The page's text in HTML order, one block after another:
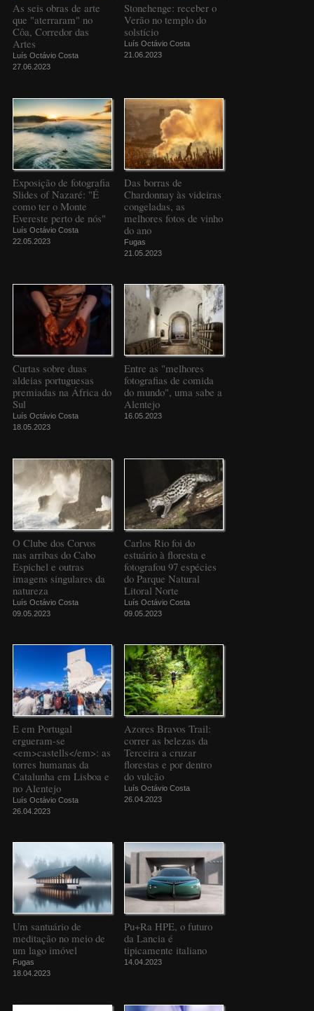
As seis obras de arte
que "aterraram" no
Côa, Corredor das
Artes
Luís Octávio Costa
27.06.2023
Stonehenge: receber o
Verão no templo do
solstício
Luís Octávio Costa
21.06.2023
Exposição de fotografia
Slides of Nazaré: "É
como ter o Monte
Evereste perto de nós"
Luís Octávio Costa
22.05.2023
Das borras de
Chardonnay às videiras
congeladas, as
melhores fotos de vinho
do ano
Fugas
21.05.2023
Curtas sobre duas
aldeias portuguesas
premiadas na África do
Sul
Luís Octávio Costa
18.05.2023
Entre as "melhores
fotografias de comida
do mundo", uma sabe a
Alentejo
16.05.2023
O Clube dos Corvos
nas arribas do Cabo
Espichel e outras
imagens singulares da
natureza
Luís Octávio Costa
09.05.2023
Carlos Rio foi do
estuário à floresta e
fotografou 97 espécies
do Parque Natural
Litoral Norte
Luís Octávio Costa
09.05.2023
E em Portugal
ergueram-se
<em>castells</em>: as
torres humanas da
Catalunha em Lisboa e
no Alentejo
Luís Octávio Costa
26.04.2023
Azores Bravos Trail:
correr as belezas da
Terceira a cruzar
florestas e por dentro
do vulcão
Luís Octávio Costa
26.04.2023
Um santuário de
meditação no meio de
um lago imóvel
Fugas
18.04.2023
Pu+Ra HPE, o futuro
da Lancia é
tipicamente italiano
14.04.2023